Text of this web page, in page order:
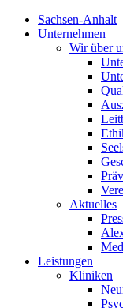
Sachsen-Anhalt
Unternehmen
Wir über
Aktuelles
Leistungen
Kliniken